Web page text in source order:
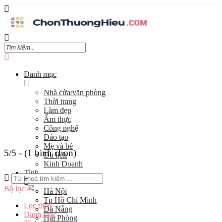
Danh mục
Nhà cửa/văn phòng
Thời trang
Làm đẹp
Ẩm thực
Công nghệ
Đào tạo
Mẹ và bé
Du lịch
Kinh Doanh
Tỉnh
Hà Nội
Tp Hồ Chí Minh
Đà Nẵng
Hải Phòng
5/5 - (1 bình chọn)
Bộ lọc
Lọc theo
Danh mục